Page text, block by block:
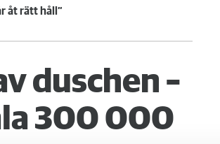
åt rätt håll”
duschen –
300 000